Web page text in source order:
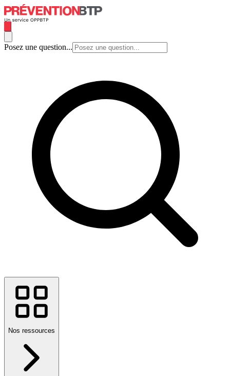
Posez une question...
Nos ressources